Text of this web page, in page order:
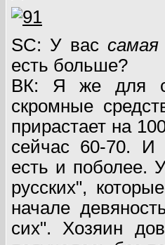
SC: У вас самая
есть больше?
ВК: Я же для
скромные
прирастает на
сейчас 60-70.
есть и поболее.
русских",
начале
сих". Хозяин